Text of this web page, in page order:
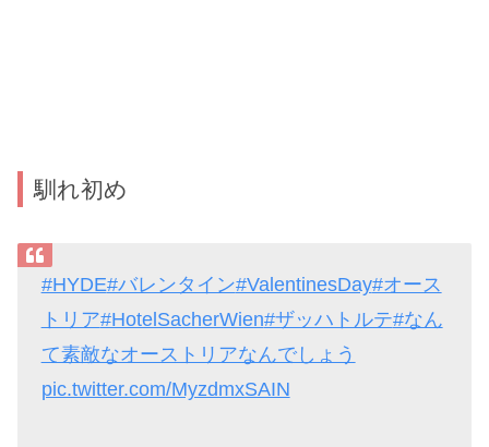
馴れ初め
#HYDE#バレンタイン#ValentinesDay#オース
トリア#HotelSacherWien#ザッハトルテ#なん
て素敵なオーストリアなんでしょう
pic.twitter.com/MyzdmxSAIN